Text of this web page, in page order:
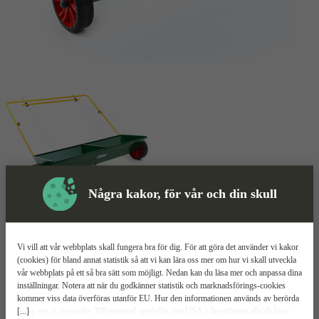
Några kakor, för vår och din skull
[...]
Vi vill att vår webbplats skall fungera bra för dig. För att göra det använder vi kakor
(cookies) för bland annat statistik så att vi kan lära oss mer om hur vi skall utveckla
vår webbplats på ett så bra sätt som möjligt. Nedan kan du läsa mer och anpassa dina
inställningar. Notera att när du godkänner statistik och marknadsförings-cookies
kommer viss data överföras utanför EU. Hur den informationen används av berörda
bolag vet vi inte exakt. Till exempel uppfyller inte USA:s lagstiftning alla de krav
Såmaskin Mer information
Hörby Bruk 1200 PFG
Robust konstruktion
50 liter